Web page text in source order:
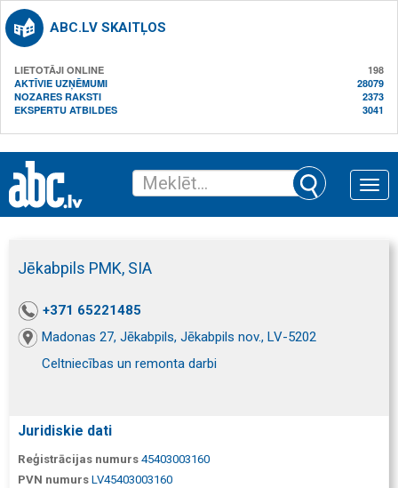
ABC.LV SKAITĻOS
LIETOTĀJI ONLINE
198
AKTĪVIE UZŅĒMUMI
28079
NOZARES RAKSTI
2373
EKSPERTU ATBILDES
3041
Toggle
Jēkabpils PMK, SIA
+371 65221485
Madonas 27, Jēkabpils, Jēkabpils nov., LV-5202
Celtniecības un remonta darbi
Juridiskie dati
Reģistrācijas numurs 45403003160
PVN numurs LV45403003160